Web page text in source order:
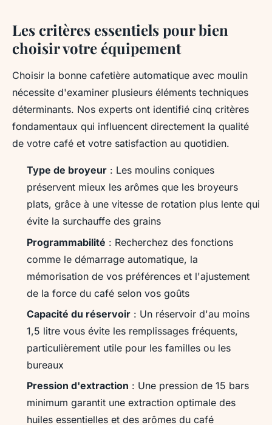
Les critères essentiels pour bien
choisir votre équipement
Choisir la bonne cafetière automatique avec moulin
nécessite d'examiner plusieurs éléments techniques
déterminants. Nos experts ont identifié cinq critères
fondamentaux qui influencent directement la qualité
de votre café et votre satisfaction au quotidien.
Type de broyeur : Les moulins coniques
préservent mieux les arômes que les broyeurs
plats, grâce à une vitesse de rotation plus lente qui
évite la surchauffe des grains
Programmabilité : Recherchez des fonctions
comme le démarrage automatique, la
mémorisation de vos préférences et l'ajustement
de la force du café selon vos goûts
Capacité du réservoir : Un réservoir d'au moins
1,5 litre vous évite les remplissages fréquents,
particulièrement utile pour les familles ou les
bureaux
Pression d'extraction : Une pression de 15 bars
minimum garantit une extraction optimale des
huiles essentielles et des arômes du café